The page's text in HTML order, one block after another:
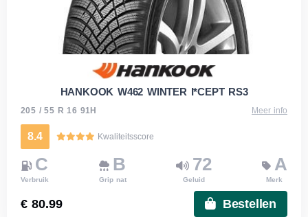
HANKOOK W462 WINTER I*CEPT RS3
205 / 55 R 16 91H Meer info
8.4 Kwaliteitsscore
C
Verbruik
B
Grip nat
72
Geluid
A
Merk
€ 80.99 Bestellen